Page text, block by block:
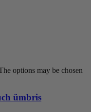
options may be chosen
ümbris